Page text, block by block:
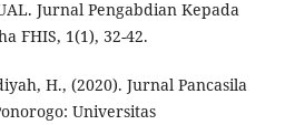
Jurnal Pengabdian Kepada
FHIS, 1(1), 32-42.
H., (2020). Jurnal Pancasila
Universitas